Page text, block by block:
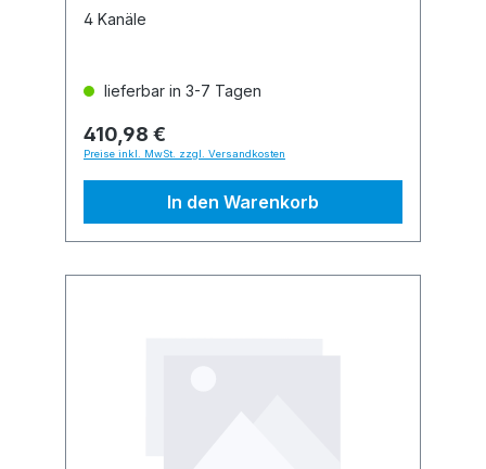
4 Kanäle
lieferbar in 3-7 Tagen
410,98 €
Preise inkl. MwSt. zzgl. Versandkosten
In den Warenkorb